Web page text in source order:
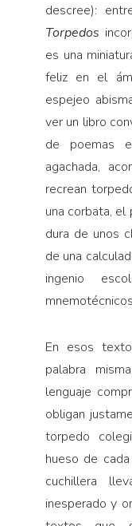
descree):
Torpedos
es una
feliz en el
espejeo
ver un libro
de poemas
agachada,
recrean
una corbata, el
dura de unos
de una
ingenio
En esos
palabra
lenguaje
obligan
torpedo
hueso de
cuchillera
inesperado y